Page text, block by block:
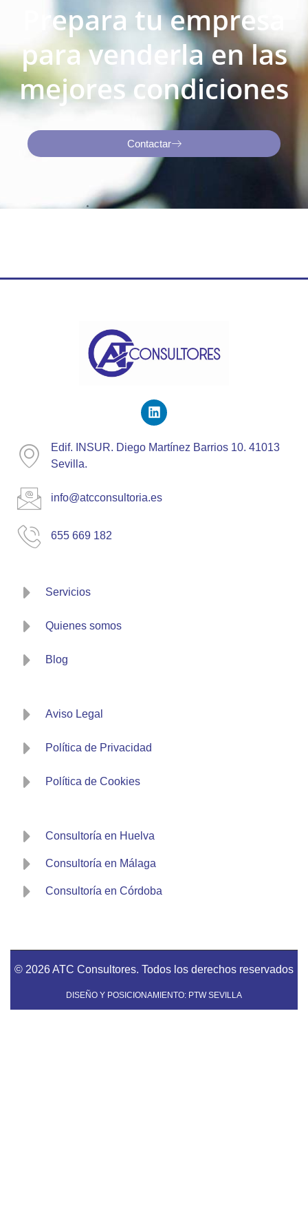
Prepara tu empresa
para venderla en las
mejores condiciones
Contactar
Edif. INSUR. Diego Martínez Barrios 10. 41013
Sevilla.
info@atcconsultoria.es
655 669 182
Servicios
Quienes somos
Blog
Aviso Legal
Política de Privacidad
Política de Cookies
Consultoría en Huelva
Consultoría en Málaga
Consultoría en Córdoba
© 2026 ATC Consultores. Todos los derechos reservados
DISEÑO Y POSICIONAMIENTO: PTW SEVILLA